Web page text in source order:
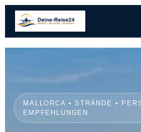
MALLORCA • STRÄNDE •
EMPFEHLUNGEN